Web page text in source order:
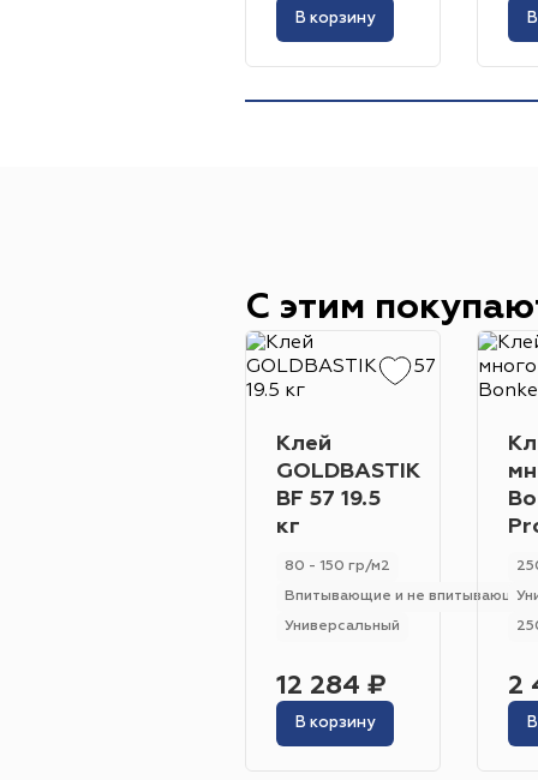
В корзину
С этим
Клей
GOLDBASTIK
BF 57 19.5
кг
80 - 150 гр/м2
Впитывающие и не впитывающие
Универсальный
12 284 ₽
В корзину
2